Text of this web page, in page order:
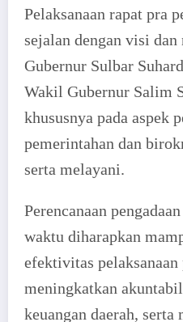
Pelaksanaan rapat pra
sejalan dengan visi dan
Gubernur Sulbar
Wakil Gubernur Salim
khususnya pada aspek
pemerintahan dan
serta melayani.
Perencanaan
waktu diharapkan
efektivitas
meningkatkan
keuangan daerah,